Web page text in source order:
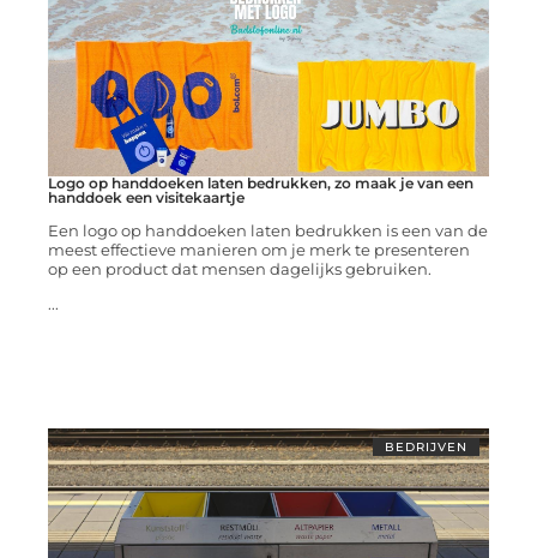
Logo op handdoeken laten bedrukken, zo maak je van een
handdoek een visitekaartje
Een logo op handdoeken laten bedrukken is een van de
meest effectieve manieren om je merk te presenteren
op een product dat mensen dagelijks gebruiken.
...
BEDRIJVEN